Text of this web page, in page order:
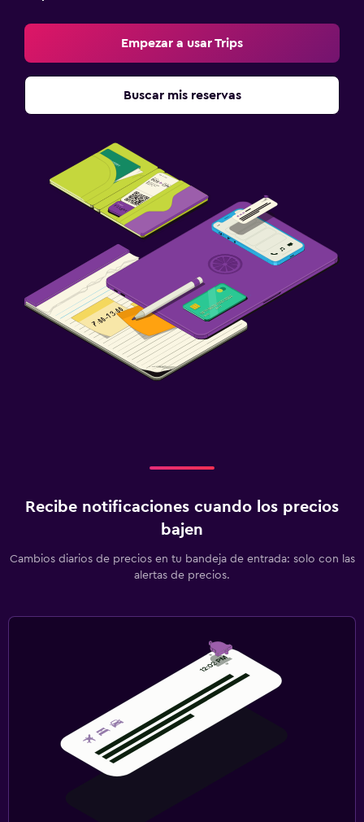
Empezar a usar Trips
Buscar mis reservas
Recibe notificaciones cuando los precios
bajen
Cambios diarios de precios en tu bandeja de entrada: solo con las
alertas de precios.